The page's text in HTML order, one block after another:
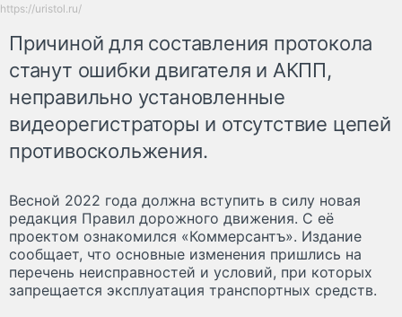
https://uristol.ru/
Причиной для составления протокола
станут ошибки двигателя и АКПП,
неправильно установленные
видеорегистраторы и отсутствие цепей
противоскольжения.
Весной 2022 года должна вступить в силу новая
редакция Правил дорожного движения. С её
проектом ознакомился «Коммерсантъ». Издание
сообщает, что основные изменения пришлись на
перечень неисправностей и условий, при которых
запрещается эксплуатация транспортных средств.